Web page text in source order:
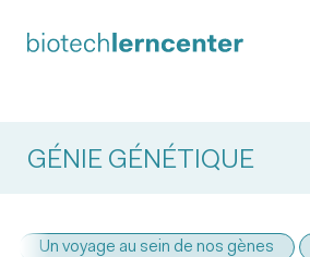
GÉNIE GÉNÉTIQUE
Un voyage au sein de nos gènes